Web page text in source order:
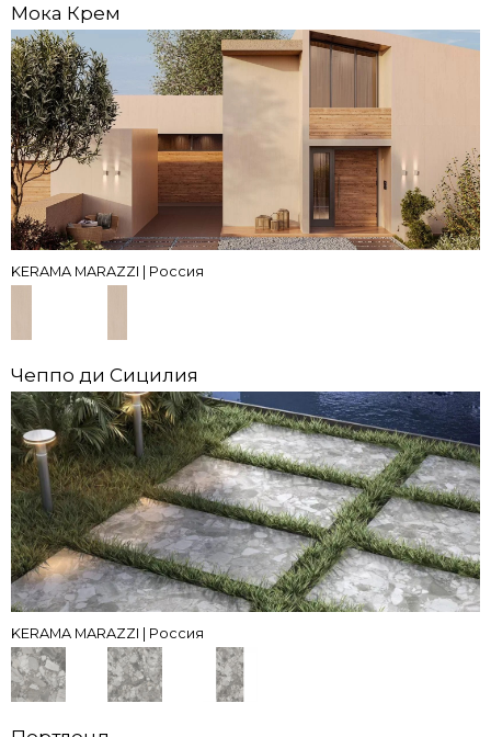
Мока Крем
KERAMA MARAZZI | Россия
Чеппо ди Сицилия
KERAMA MARAZZI | Россия